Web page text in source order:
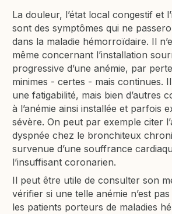
La douleur, l’état local congestif et
sont des symptômes qui ne
dans la maladie hémorroïdaire. Il
même concernant l’installation
progressive d’une anémie, par
minimes - certes - mais continues.
une fatigabilité, mais bien d’autres
à l’anémie ainsi installée et parfois
sévère. On peut par exemple citer
dyspnée chez le bronchiteux
survenue d’une souffrance
l’insuffisant coronarien.
Il peut être utile de consulter son
vérifier si une telle anémie n’est
les patients porteurs de maladies